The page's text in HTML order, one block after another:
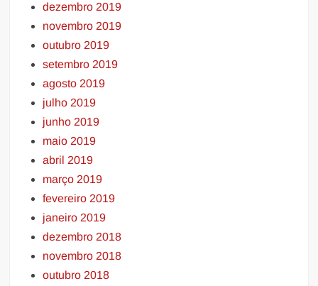
dezembro 2019
novembro 2019
outubro 2019
setembro 2019
agosto 2019
julho 2019
junho 2019
maio 2019
abril 2019
março 2019
fevereiro 2019
janeiro 2019
dezembro 2018
novembro 2018
outubro 2018